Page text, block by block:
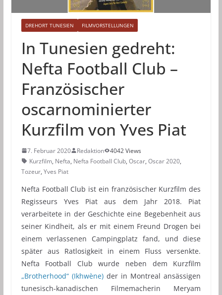
DREHORT TUNESIEN FILMVORSTELLUNGEN
In Tunesien gedreht:
Nefta Football Club –
Französischer
oscarnominierter
Kurzfilm von Yves Piat
7. Februar 2020 Redaktion
4042 Views
Kurzfilm, Nefta, Nefta Football Club, Oscar, Oscar 2020,
Tozeur, Yves Piat
Nefta Football Club ist ein französischer Kurzfilm des
Regisseurs Yves Piat aus dem Jahr 2018. Piat
verarbeitete in der Geschichte eine Begebenheit aus
seiner Kindheit, als er mit einem Freund Drogen bei
einem verlassenen Campingplatz fand, und diese
später aus Ratlosigkeit in einem Fluss versenkte.
Nefta Football Club wurde neben dem Kurzfilm
„Brotherhood“ (Ikhwène)der in Montreal ansässigen
tunesisch-kanadischen Filmemacherin Meryam